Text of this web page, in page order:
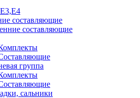
составляющие
составляющие
группа
сальники